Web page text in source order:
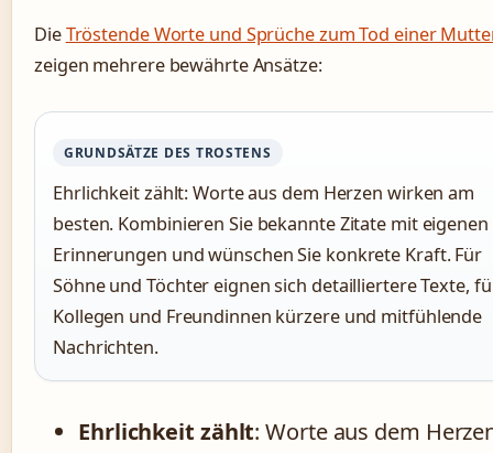
DieTröstende Worte und Sprüche zum Tod einer
zeigen mehrere bewährte Ansätze:
GRUNDSÄTZE DES TROSTENS
Ehrlichkeit zählt: Worte aus dem Herzen wirken am
besten. Kombinieren Sie bekannte Zitate mit eigenen
Erinnerungen und wünschen Sie konkrete Kraft. Für
Söhne und Töchter eignen sich detailliertere Texte,
Kollegen und Freundinnen kürzere und mitfühlende
Nachrichten.
Ehrlichkeit zählt: Worte aus dem